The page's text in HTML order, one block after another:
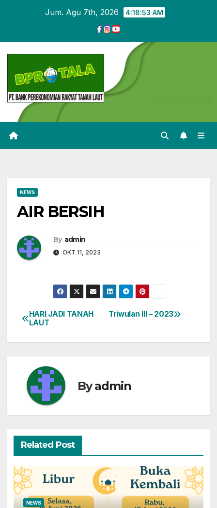
Jum. Agu 7th, 2026 4:18:53 AM
NEWS
AIR BERSIH
By admin
OKT 11, 2023
Navigasi
pos
Triwulan III – 2023
HARI JADI TANAH
LAUT
Byadmin
Related Post
NEWS